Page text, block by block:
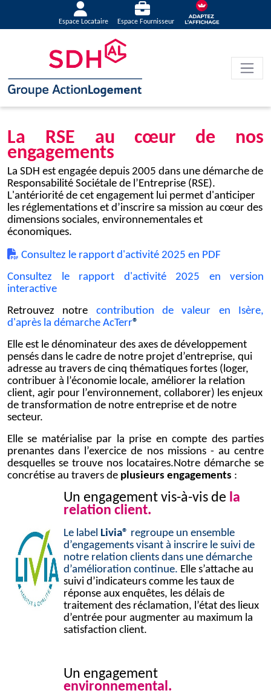
Espace Locataire Espace Fournisseur
La RSE au cœur de nos
engagements
La SDH est engagée depuis 2005 dans une démarche de
Responsabilité Sociétale de l’Entreprise (RSE).
L'antériorité de cet engagement lui permet d'anticiper
les réglementations et d’inscrire sa mission au cœur des
dimensions sociales, environnementales et
économiques.
Consultez le rapport d'activité 2025 en PDF
Consultez le rapport d'activité 2025 en version
interactive
Retrouvez notre contribution de valeur en Isère,
d'après la démarche AcTerr®
Elle est le dénominateur des axes de développement
pensés dans le cadre de notre projet d’entreprise, qui
adresse au travers de cinq thématiques fortes (loger,
contribuer à l’économie locale, améliorer la relation
client, agir pour l’environnement, collaborer) les enjeux
de transformation de notre entreprise et de notre
secteur.
Elle se matérialise par la prise en compte des parties
prenantes dans l’exercice de nos missions - au centre
desquelles se trouve nos locataires.Notre démarche se
concrétise au travers de plusieurs engagements :
Un engagement vis-à-vis de la
relation client.
Le label Livia® regroupe un ensemble
d’engagements visant à inscrire le suivi de
notre relation clients dans une démarche
d’amélioration continue. Elle s’attache au
suivi d’indicateurs comme les taux de
réponse aux enquêtes, les délais de
traitement des réclamation, l’état des lieux
d’entrée pour augmenter au maximum la
satisfaction client.
Un engagement
environnemental.